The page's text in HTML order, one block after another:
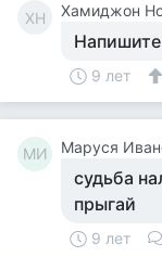
ХH Хамиджон
9 лет
МИ Маруся
судьба
прыгай
9 лет